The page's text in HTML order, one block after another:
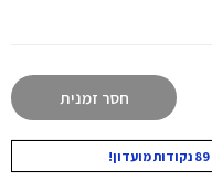
חסר זמנית